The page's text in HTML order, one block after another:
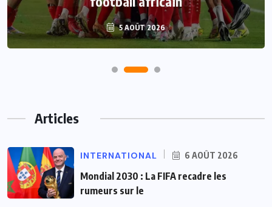
5 AOÛT 2026
Articles
INTERNATIONAL 6 AOÛT 2026
Mondial 2030 : La FIFA recadre les
rumeurs sur le